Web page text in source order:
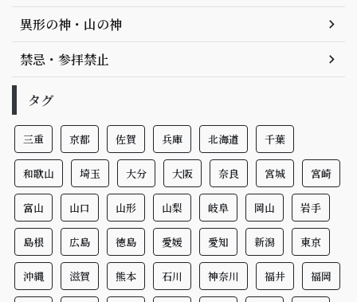
異形の神・山の神
禁忌・参拝禁止
タグ
三重 京都 佐賀 兵庫 北海道 千葉
和歌山 埼玉 大分 大阪 奈良 宮城 宮崎
富山 山口 山形 山梨 岐阜 岡山 岩手
島根 広島 徳島 愛媛 愛知 新潟 東京
沖縄 滋賀 熊本 石川 神奈川 福井 福岡